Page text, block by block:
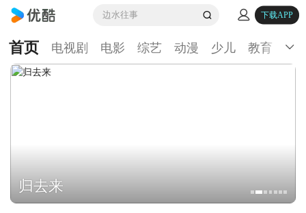
边水往事 下载APP
首页 电视剧 电影 综艺 动漫 少儿 教育 生
归去来